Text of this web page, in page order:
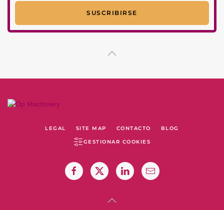
LEGAL SITE MAP CONTACTO BLOG
GESTIONAR COOKIES